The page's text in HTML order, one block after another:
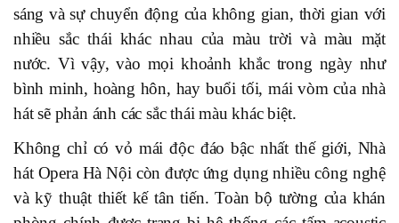
sáng và sự chuyển động của không gian, thời gian với
nhiều sắc thái khác nhau của màu trời và màu mặt
nước. Vì vậy, vào mọi khoảnh khắc trong ngày như
bình minh, hoàng hôn, hay buổi tối, mái vòm của nhà
hát sẽ phản ánh các sắc thái màu khác biệt.
Không chỉ có vỏ mái độc đáo bậc nhất thế giới, Nhà
hát Opera Hà Nội còn được ứng dụng nhiều công nghệ
và kỹ thuật thiết kế tân tiến. Toàn bộ tường của khán